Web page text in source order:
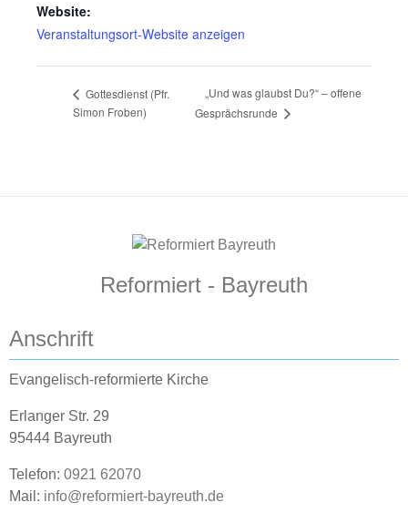
Website:
Veranstaltungsort-Website anzeigen
Gottesdienst (Pfr.
Simon Froben)
„Und was glaubst Du?“ – offene
Gesprächsrunde
Reformiert - Bayreuth
Anschrift
Evangelisch-reformierte Kirche
Erlanger Str. 29
95444 Bayreuth
Telefon: 0921 62070
Mail: info@reformiert-bayreuth.de